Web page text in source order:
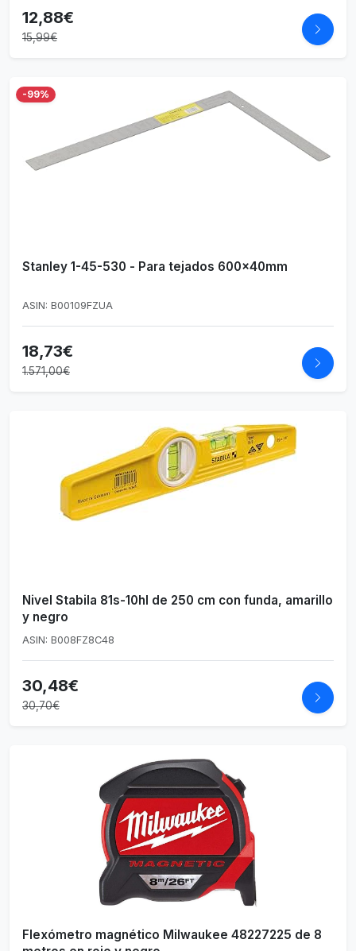
12,88€
15,99€
-99%
Stanley 1-45-530 - Para tejados 600x40mm
ASIN: B00109FZUA
18,73€
1.571,00€
Nivel Stabila 81s-10hl de 250 cm con funda, amarillo
y negro
ASIN: B008FZ8C48
30,48€
30,70€
Flexómetro magnético Milwaukee 48227225 de 8